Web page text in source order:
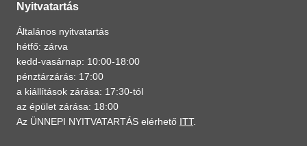
Nyitvatartás
Általános nyitvatartás
hétfő: zárva
kedd-vasárnap: 10:00-18:00
pénztárzárás: 17:00
a kiállítások zárása: 17:30-tól
az épület zárása: 18:00
Az ÜNNEPI NYITVATARTÁS elérhető ITT.